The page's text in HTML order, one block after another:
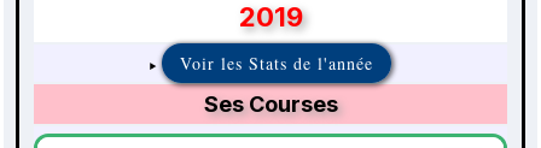
2019
Voir les Stats de l'année
Ses Courses